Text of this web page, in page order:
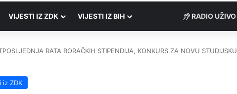
VIJESTI IZ ZDK VIJESTI IZ BIH RADIO UŽIVO
RATA BORAČKIH STIPENDIJA, KONKURS ZA NOVU STUDIJSKU
iz ZDK